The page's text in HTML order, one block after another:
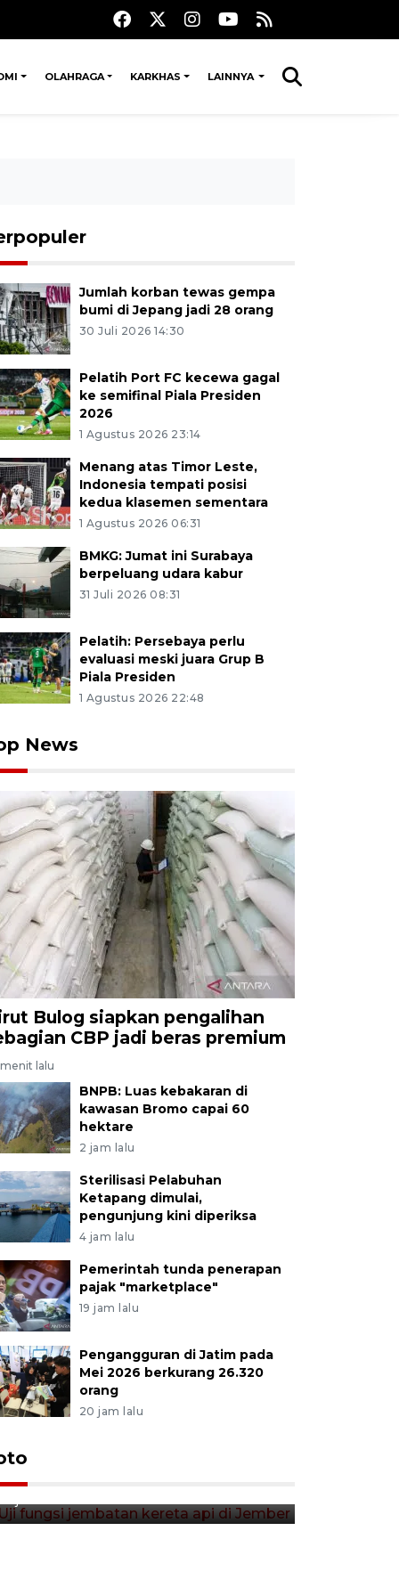
OLAHRAGA KARKHAS LAINNYA
Jumlah korban tewas gempa
bumi di Jepang jadi 28 orang
30 Juli 2026 14:30
Pelatih Port FC kecewa gagal
ke semifinal Piala Presiden
2026
1 Agustus 2026 23:14
Menang atas Timor Leste,
Indonesia tempati posisi
kedua klasemen sementara
1 Agustus 2026 06:31
BMKG: Jumat ini Surabaya
berpeluang udara kabur
31 Juli 2026 08:31
Pelatih: Persebaya perlu
evaluasi meski juara Grup B
Piala Presiden
1 Agustus 2026 22:48
News
Bulog siapkan pengalihan
CBP jadi beras premium
lalu
BNPB: Luas kebakaran di
kawasan Bromo capai 60
hektare
2 jam lalu
Sterilisasi Pelabuhan
Ketapang dimulai,
pengunjung kini diperiksa
4 jam lalu
Pemerintah tunda penerapan
pajak "marketplace"
19 jam lalu
Pengangguran di Jatim pada
Mei 2026 berkurang 26.320
orang
20 jam lalu
Uji fungsi jembatan kereta api
di Jember